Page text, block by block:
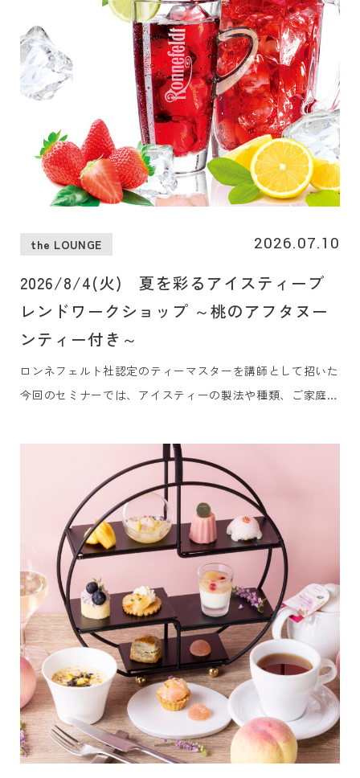
the LOUNGE 2026.07.10
2026/8/4(火) 夏を彩るアイスティーブ
レンドワークショップ ～桃のアフタヌー
ンティー付き～
ロンネフェルト社認定のティーマスターを講師として招いた
今回のセミナーでは、アイスティーの製法や種類、ご家庭で
ティーに使えるオリジナルティー作りを体験していただきま
す。オリジナルアイスティーブレンド作りを体験した後は、
旬の桃を使用した桃のアフタヌーンティーをお楽しみいただ